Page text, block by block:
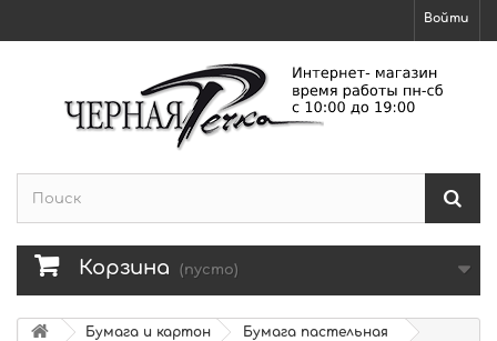
Войти
Корзина (пусто)
Бумага и картон
Бумага пастельная